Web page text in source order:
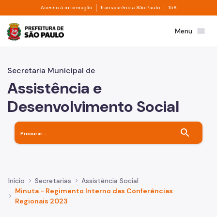
Pular para o Conteúdo principal
Acesso à informação Divisor de acesso à informação
Transparência São Paulo Divisor de
156
Prefeitura de São PauloMenu menu
Secretaria Municipal de
Assistência e
Desenvolvimento Social
search
Início Secretarias
Assistência Social
Minuta - Regimento Interno das Conferências
Regionais 2023